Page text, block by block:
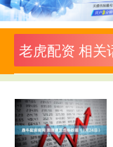
老虎配资 相关